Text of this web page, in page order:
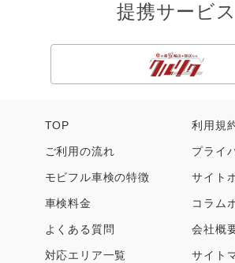
提携サービス
TOP
ご利用の流れ
モビフル車検の特徴
車検料金
よくある質問
対応エリア一覧
利用規
プライ
サイト
コラム
会社概
サイト